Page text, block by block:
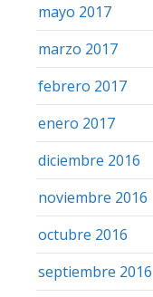
mayo 2017
marzo 2017
febrero 2017
enero 2017
diciembre 2016
noviembre 2016
octubre 2016
septiembre 2016